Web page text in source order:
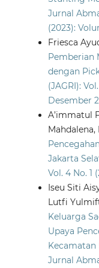
Jurnal
(2023):
Friesca
Pemberian
dengan
(JAGRI):
Desember
A’immatul
Mahdalena,
Jakarta
Vol. 4 No. 1
Iseu Siti
Lutfi
Keluarga
Upaya
Kecamatan
Jurnal